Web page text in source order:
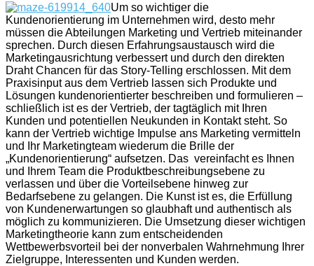
Um so wichtiger die
Kundenorientierung im Unternehmen wird, desto mehr
müssen die Abteilungen Marketing und Vertrieb miteinander
sprechen. Durch diesen Erfahrungsaustausch wird die
Marketingausrichtung verbessert und durch den direkten
Draht Chancen für das Story-Telling erschlossen. Mit dem
Praxisinput aus dem Vertrieb lassen sich Produkte und
Lösungen kundenorientierter beschreiben und formulieren –
schließlich ist es der Vertrieb, der tagtäglich mit Ihren
Kunden und potentiellen Neukunden in Kontakt steht. So
kann der Vertrieb wichtige Impulse ans Marketing vermitteln
und Ihr Marketingteam wiederum die Brille der
„Kundenorientierung“ aufsetzen. Das vereinfacht es Ihnen
und Ihrem Team die Produktbeschreibungsebene zu
verlassen und über die Vorteilsebene hinweg zur
Bedarfsebene zu gelangen. Die Kunst ist es, die Erfüllung
von Kundenerwartungen so glaubhaft und authentisch als
möglich zu kommunizieren. Die Umsetzung dieser wichtigen
Marketingtheorie kann zum entscheidenden
Wettbewerbsvorteil bei der nonverbalen Wahrnehmung Ihrer
Zielgruppe, Interessenten und Kunden werden.